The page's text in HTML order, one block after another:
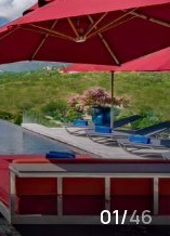
01/46